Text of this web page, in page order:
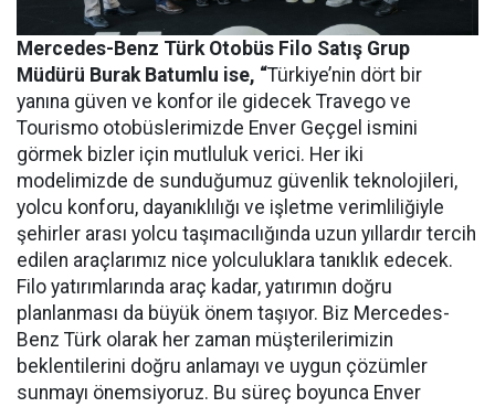
Mercedes-Benz Türk Otobüs Filo Satış Grup
Müdürü Burak Batumlu ise, “Türkiye’nin dört bir
yanına güven ve konfor ile gidecek Travego ve
Tourismo otobüslerimizde Enver Geçgel ismini
görmek bizler için mutluluk verici. Her iki
modelimizde de sunduğumuz güvenlik teknolojileri,
yolcu konforu, dayanıklılığı ve işletme verimliliğiyle
şehirler arası yolcu taşımacılığında uzun yıllardır tercih
edilen araçlarımız nice yolculuklara tanıklık edecek.
Filo yatırımlarında araç kadar, yatırımın doğru
planlanması da büyük önem taşıyor. Biz Mercedes-
Benz Türk olarak her zaman müşterilerimizin
beklentilerini doğru anlamayı ve uygun çözümler
sunmayı önemsiyoruz. Bu süreç boyunca Enver